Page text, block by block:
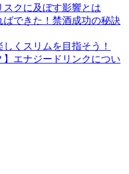
スクに及ぼす影響とは
ばできた！禁酒成功の秘訣
くスリムを目指そう！
】エナジードリンクについ